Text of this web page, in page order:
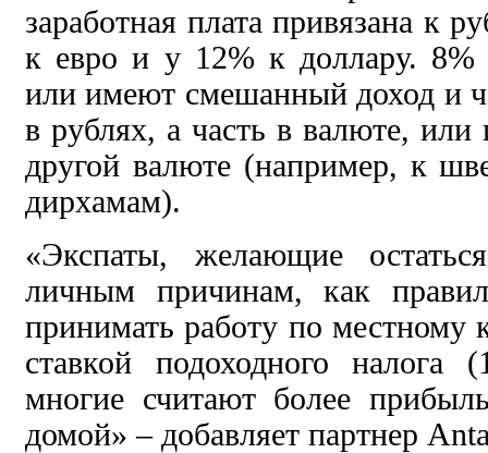
заработная плата привязана к
к евро и у 12% к доллару. 8%
или имеют смешанный доход и
в рублях, а часть в валюте, или
другой валюте (например, к
дирхамам).
«Экспаты, желающие
личным причинам, как
принимать работу по местному
ставкой подоходного налога
многие считают более
домой» – добавляет партнер